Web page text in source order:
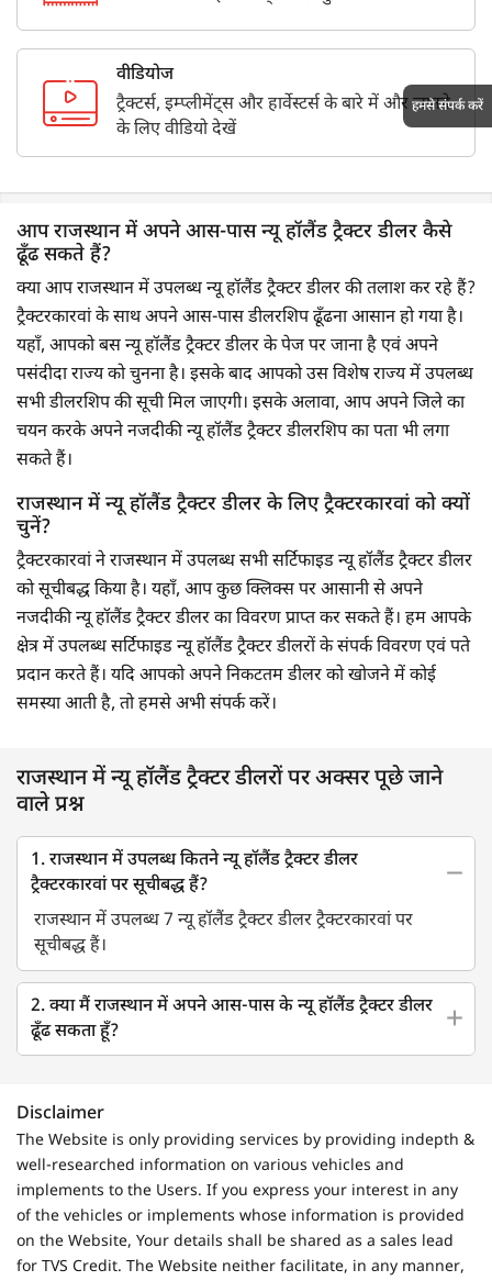
वीडियोज
ट्रैक्टर्स, इम्प्लीमेंट्स और हार्वेस्टर्स के बारे में और जानने
के लिए वीडियो देखें
आप राजस्थान में अपने आस-पास न्यू हॉलैंड ट्रैक्टर डीलर कैसे
ढूँढ सकते हैं?
क्या आप राजस्थान में उपलब्ध न्यू हॉलैंड ट्रैक्टर डीलर की तलाश कर रहे हैं?
ट्रैक्टरकारवां के साथ अपने आस-पास डीलरशिप ढूँढना आसान हो गया है।
यहाँ, आपको बस न्यू हॉलैंड ट्रैक्टर डीलर के पेज पर जाना है एवं अपने
पसंदीदा राज्य को चुनना है। इसके बाद आपको उस विशेष राज्य में उपलब्ध
सभी डीलरशिप की सूची मिल जाएगी। इसके अलावा, आप अपने जिले का
चयन करके अपने नजदीकी न्यू हॉलैंड ट्रैक्टर डीलरशिप का पता भी लगा
सकते हैं।
राजस्थान में न्यू हॉलैंड ट्रैक्टर डीलर के लिए ट्रैक्टरकारवां को क्यों
चुनें?
ट्रैक्टरकारवां ने राजस्थान में उपलब्ध सभी सर्टिफाइड न्यू हॉलैंड ट्रैक्टर डीलर
को सूचीबद्ध किया है। यहाँ, आप कुछ क्लिक्स पर आसानी से अपने
नजदीकी न्यू हॉलैंड ट्रैक्टर डीलर का विवरण प्राप्त कर सकते हैं। हम आपके
क्षेत्र में उपलब्ध सर्टिफाइड न्यू हॉलैंड ट्रैक्टर डीलरों के संपर्क विवरण एवं पते
प्रदान करते हैं। यदि आपको अपने निकटतम डीलर को खोजने में कोई
समस्या आती है, तो हमसे अभी संपर्क करें।
राजस्थान में न्यू हॉलैंड ट्रैक्टर डीलरों पर अक्सर पूछे जाने
वाले प्रश्न
1. राजस्थान में उपलब्ध कितने न्यू हॉलैंड ट्रैक्टर डीलर
ट्रैक्टरकारवां पर सूचीबद्ध हैं?
राजस्थान में उपलब्ध 7 न्यू हॉलैंड ट्रैक्टर डीलर ट्रैक्टरकारवां पर
सूचीबद्ध हैं।
2. क्या मैं राजस्थान में अपने आस-पास के न्यू हॉलैंड ट्रैक्टर डीलर
ढूँढ सकता हूँ?
Disclaimer
The Website is only providing services by providing indepth &
well-researched information on various vehicles and
implements to the Users. If you express your interest in any
of the vehicles or implements whose information is provided
on the Website, Your details shall be shared as a sales lead
for TVS Credit. The Website neither facilitate, in any manner,
हमसे संपर्क करें